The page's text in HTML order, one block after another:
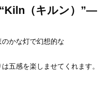
（キルン）”―
かな灯で幻想的な
五感を楽しませてくれます。